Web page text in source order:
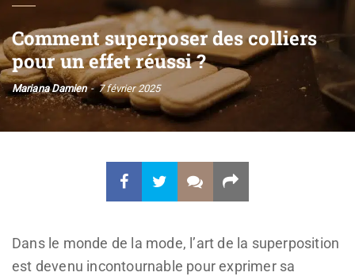
Comment superposer des colliers
pour un effet réussi ?
Mariana Damien 7 février 2025
Dans le monde de la mode, l’art de la superposition
est devenu incontournable pour exprimer sa